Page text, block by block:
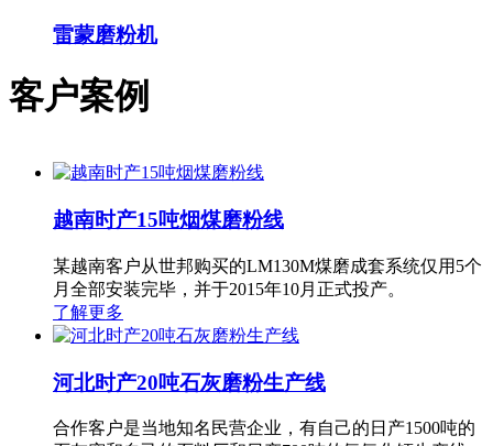
雷蒙磨粉机
客户案例
越南时产15吨烟煤磨粉线
某越南客户从世邦购买的LM130M煤磨成套系统仅用5个
月全部安装完毕，并于2015年10月正式投产。
了解更多
河北时产20吨石灰磨粉生产线
合作客户是当地知名民营企业，有自己的日产1500吨的